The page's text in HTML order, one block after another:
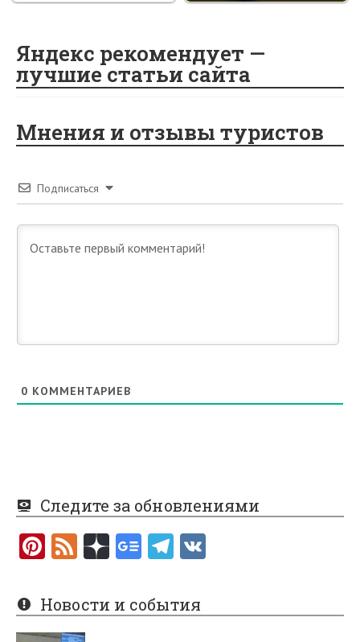
Яндекс рекомендует —
лучшие статьи сайта
Мнения и отзывы туристов
Подписаться
0 КОММЕНТАРИЕВ
Следите за обновлениями
Pi
er
es
F
e
d
Новости и события